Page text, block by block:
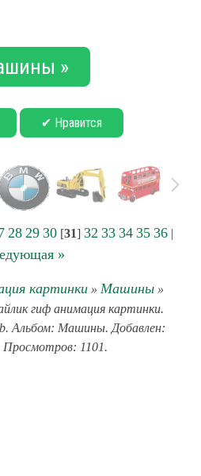
»
✔ Нравится
28 29 30[31] 32 33 34 35 36|
»
картинки» Машины»
гиф анимация картинки.
Альбом: Машины. Добавлен:
Просмотров: 1101.